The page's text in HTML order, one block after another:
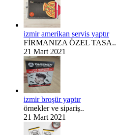
izmir amerikan servis yaptır
FİRMANIZA ÖZEL TASA..
21 Mart 2021
izmir broşür yaptır
örnekler ve sipariş..
21 Mart 2021